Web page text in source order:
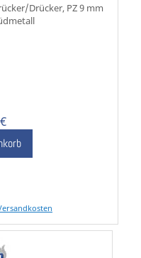
Drücker, PZ 9 mm